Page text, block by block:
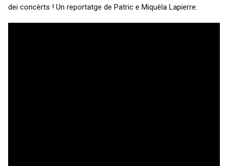
dei concèrts ! Un reportatge de Patric e Miquèla Lapierre.